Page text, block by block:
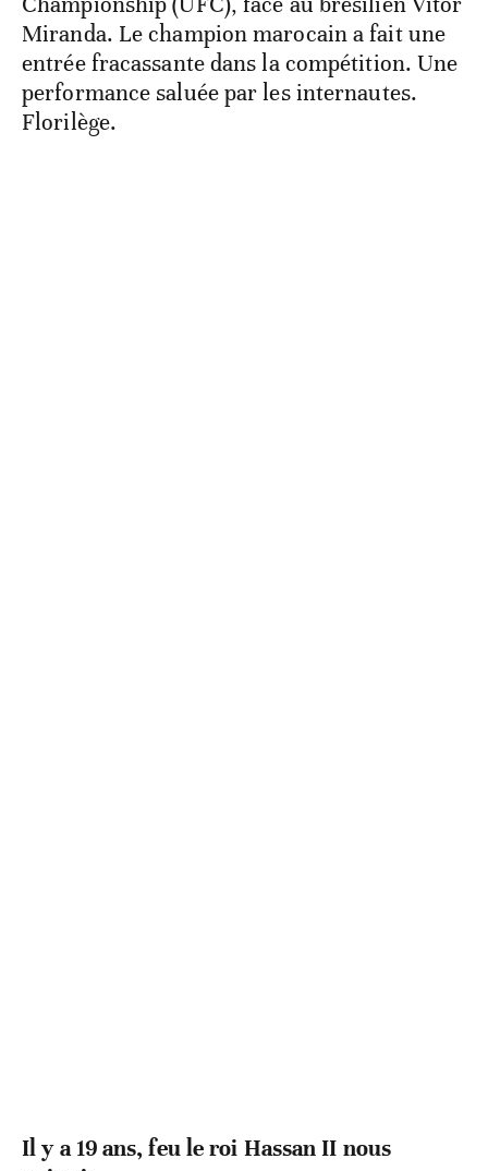
Miranda. Le champion marocain a fait une
entrée fracassante dans la compétition. Une
performance saluée par les internautes.
Florilège.
Il y a 19 ans, feu le roi Hassan II nous